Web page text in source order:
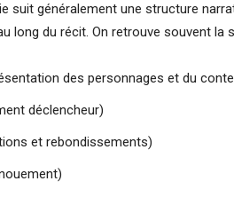
suit généralement une structure
long du récit. On retrouve souvent la
des personnages et du
déclencheur)
et rebondissements)